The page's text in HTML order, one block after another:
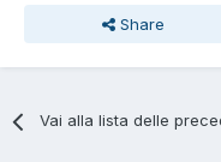
Share
Vai alla lista delle